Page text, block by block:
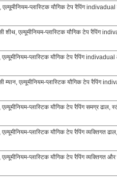
एल्यूमीनियम-प्लास्टिक यौगिक टेप रैपिंग
शीथ, एल्यूमीनियम-प्लास्टिक यौगिक टेप रैपिंग
एल्यूमीनियम-प्लास्टिक यौगिक टेप रैपिंग
म्यान, एल्यूमीनियम-प्लास्टिक यौगिक टेप रैपिंग
प्लास्टिक यौगिक टेप रैपिंग समग्र
प्लास्टिक यौगिक टेप रैपिंग व्यक्तिगत
प्लास्टिक यौगिक टेप रैपिंग व्यक्तिगत